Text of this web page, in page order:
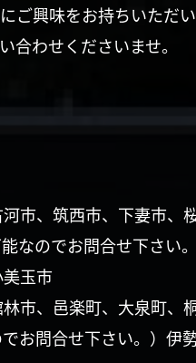
ご興味をお持ちいただ
合わせくださいませ。
市、筑西市、下妻市、
なのでお問合せ下さい
玉市
市、邑楽町、大泉町、
お問合せ下さい。）伊